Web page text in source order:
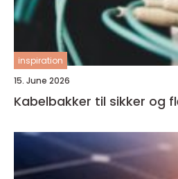
inspiration
15. June 2026
Kabelbakker til sikker og